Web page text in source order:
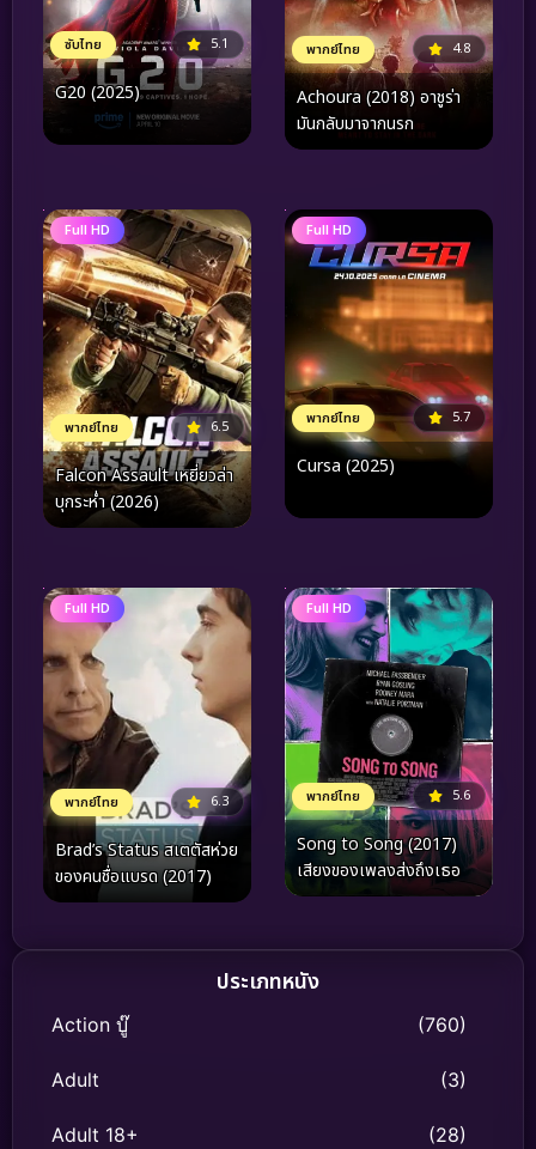
ซับไทย 5.1
G20 (2025)
พากย์ไทย 4.8
Achoura (2018) อาชูร่า
มันกลับมาจากนรก
Full HD
พากย์ไทย 6.5
Falcon Assault เหยี่ยวล่า
บุกระห่ำ (2026)
Full HD
พากย์ไทย 5.7
Cursa (2025)
Full HD
พากย์ไทย 6.3
Brad’s Status สเตตัสห่วย
ของคนชื่อแบรด (2017)
Full HD
พากย์ไทย 5.6
Song to Song (2017)
เสียงของเพลงส่งถึงเธอ
ประเภทหนัง
Action บู๊ (760)
Adult (3)
Adult 18+ (28)